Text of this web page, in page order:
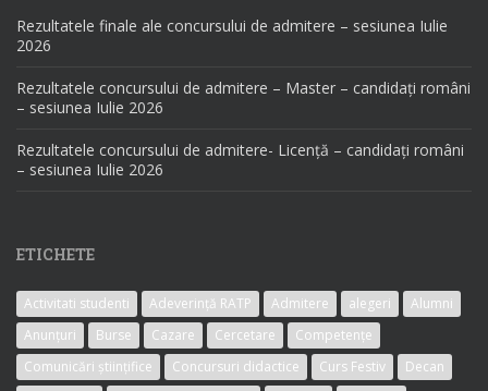
Rezultatele finale ale concursului de admitere – sesiunea Iulie
2026
Rezultatele concursului de admitere – Master – candidați români
– sesiunea Iulie 2026
Rezultatele concursului de admitere- Licență – candidați români
– sesiunea Iulie 2026
ETICHETE
Activitati studenti Adeverință RATP Admitere alegeri
Alumni
Anunțuri
Burse Cazare Cercetare
Competențe
Comunicări științifice
Concursuri didactice Curs Festiv
Decan